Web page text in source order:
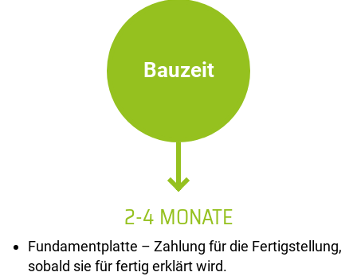
Bauzeit
2-4 MONATE
Fundamentplatte – Zahlung für die Fertigstellung,
sobald sie für fertig erklärt wird.